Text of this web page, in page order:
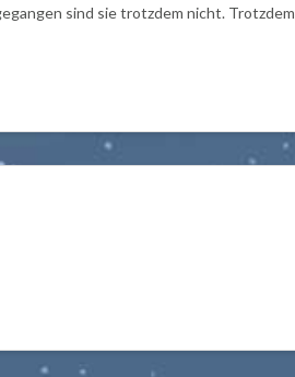
sind sie trotzdem nicht. Trotzdem